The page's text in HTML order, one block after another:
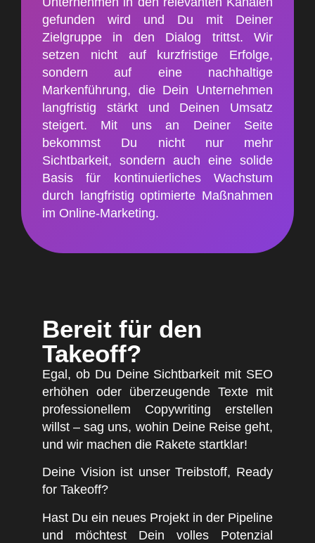
gefunden wird und Du mit Deiner
Zielgruppe in den Dialog trittst. Wir
setzen nicht auf kurzfristige Erfolge,
sondern auf eine nachhaltige
Markenführung, die Dein Unternehmen
langfristig stärkt und Deinen Umsatz
steigert. Mit uns an Deiner Seite
bekommst Du nicht nur mehr
Sichtbarkeit, sondern auch eine solide
Basis für kontinuierliches Wachstum
durch langfristig optimierte Maßnahmen
im Online-Marketing.
Bereit für den
Takeoff?
Egal, ob Du Deine Sichtbarkeit mit SEO
erhöhen oder überzeugende Texte mit
professionellem Copywriting erstellen
willst – sag uns, wohin Deine Reise geht,
und wir machen die Rakete startklar!
Deine Vision ist unser Treibstoff, Ready
for Takeoff?
Hast Du ein neues Projekt in der Pipeline
und möchtest Dein volles Potenzial